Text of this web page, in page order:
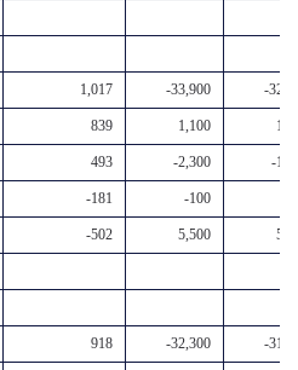
1,017 -33,900 -
839 1,100
493 -2,300 -
-181 -100
-502 5,500
918 -32,300 -